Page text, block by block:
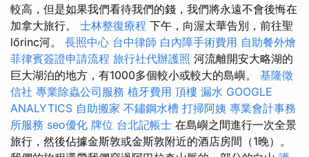
較高，但是如果我們看待我們的錢，我們將永遠不會後悔在
加拿大旅行。 士林整復療程 下午，向渥太華告別，前往聖
lőrinc河。 長照中心 台中律師 白內障手術費用 自助餐外燴
菲律賓簽證申請流程 旅行社代辦護照 河流離開安大略湖的
巨大湖泊的地方，有1000多個較小或較大的島嶼。 基隆徵
信社 專業除蟲公司服務 植牙費用 頂樓 漏水 GOOGLE
ANALYTICS 自助搬家 不鏽鋼水槽 打掃阿姨 專業會計事務
所服務 seo優化 牌位 台北記帳士 在島嶼之間進行一次全景
旅行，然後佔據金斯敦或金斯敦附近的酒店房間（1晚）。